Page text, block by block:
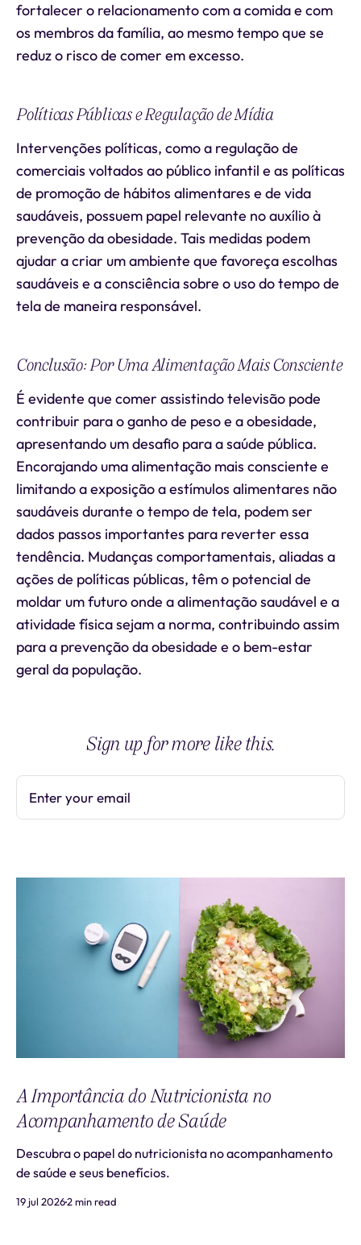
fortalecer o relacionamento com a comida e com
os membros da família, ao mesmo tempo que se
reduz o risco de comer em excesso.
Políticas Públicas e Regulação de Mídia
Intervenções políticas, como a regulação de
comerciais voltados ao público infantil e as políticas
de promoção de hábitos alimentares e de vida
saudáveis, possuem papel relevante no auxílio à
prevenção da obesidade. Tais medidas podem
ajudar a criar um ambiente que favoreça escolhas
saudáveis e a consciência sobre o uso do tempo de
tela de maneira responsável.
Conclusão: Por Uma Alimentação Mais Consciente
É evidente que comer assistindo televisão pode
contribuir para o ganho de peso e a obesidade,
apresentando um desafio para a saúde pública.
Encorajando uma alimentação mais consciente e
limitando a exposição a estímulos alimentares não
saudáveis durante o tempo de tela, podem ser
dados passos importantes para reverter essa
tendência. Mudanças comportamentais, aliadas a
ações de políticas públicas, têm o potencial de
moldar um futuro onde a alimentação saudável e a
atividade física sejam a norma, contribuindo assim
para a prevenção da obesidade e o bem-estar
geral da população.
Sign up for more like this.
Enter your email
A Importância do Nutricionista no
Acompanhamento de Saúde
Descubra o papel do nutricionista no acompanhamento
de saúde e seus benefícios.
19 jul 20262 min read